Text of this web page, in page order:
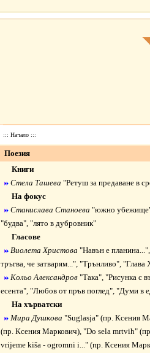
::: Начало :::
Поезия
Книги
Стела Ташева "Ретуш за предаване в
На фокус
Станислава Станоева "южно
"будва", "лято в дубровник"
Гласове
Виолета Христова "Навън е планина...",
тръгва, че затварям...", "Трънливо", "Глава
Кольо Александров "Така", "Рисунка с
есента", "Любов от пръв поглед", "Думи в
На хърватски
Мира Душкова "Suglasja" (пр. Ксения
(пр. Ксения Маркович), "Do sela mrtvih"
vrijeme kiša - ogromni i..." (пр. Ксения